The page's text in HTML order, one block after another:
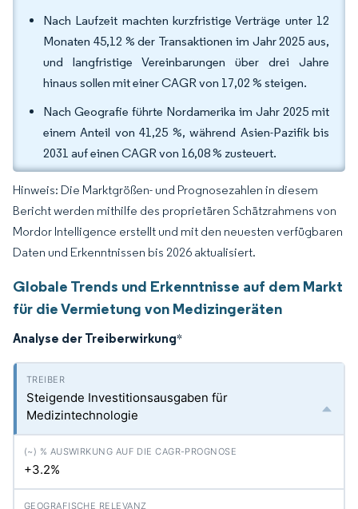
Nach Laufzeit machten kurzfristige Verträge unter 12
Monaten 45,12 % der Transaktionen im Jahr 2025 aus,
und langfristige Vereinbarungen über drei Jahre
hinaus sollen mit einer CAGR von 17,02 % steigen.
Nach Geografie führte Nordamerika im Jahr 2025 mit
einem Anteil von 41,25 %, während Asien-Pazifik bis
2031 auf einen CAGR von 16,08 % zusteuert.
Hinweis: Die Marktgrößen- und Prognosezahlen in diesem
Bericht werden mithilfe des proprietären Schätzrahmens von
Mordor Intelligence erstellt und mit den neuesten verfügbaren
Daten und Erkenntnissen bis 2026 aktualisiert.
Globale Trends und Erkenntnisse auf dem Markt
für die Vermietung von Medizingeräten
Analyse der Treiberwirkung*
Steigende Investitionsausgaben für
Medizintechnologie
+3.2%